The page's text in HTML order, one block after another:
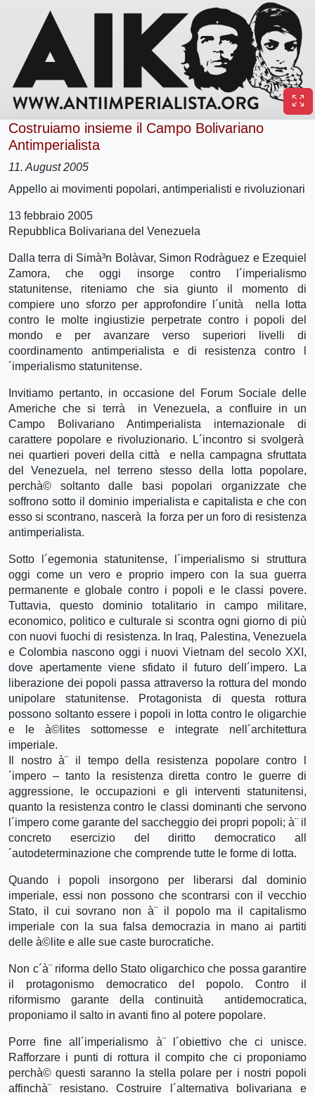
Costruiamo insieme il Campo Bolivariano
Antimperialista
11. August 2005
Appello ai movimenti popolari, antimperialisti e rivoluzionari
13 febbraio 2005
Repubblica Bolivariana del Venezuela
Dalla terra di Simà³n Bolà­var, Simon Rodrà­guez e Ezequiel
Zamora, che oggi insorge contro l´imperialismo
statunitense, riteniamo che sia giunto il momento di
compiere uno sforzo per approfondire l´unità nella lotta
contro le molte ingiustizie perpetrate contro i popoli del
mondo e per avanzare verso superiori livelli di
coordinamento antimperialista e di resistenza contro l
´imperialismo statunitense.
Invitiamo pertanto, in occasione del Forum Sociale delle
Americhe che si terrà in Venezuela, a confluire in un
Campo Bolivariano Antimperialista internazionale di
carattere popolare e rivoluzionario. L´incontro si svolgerà
nei quartieri poveri della città e nella campagna sfruttata
del Venezuela, nel terreno stesso della lotta popolare,
perchà© soltanto dalle basi popolari organizzate che
soffrono sotto il dominio imperialista e capitalista e che con
esso si scontrano, nascerà la forza per un foro di resistenza
antimperialista.
Sotto l´egemonia statunitense, l´imperialismo si struttura
oggi come un vero e proprio impero con la sua guerra
permanente e globale contro i popoli e le classi povere.
Tuttavia, questo dominio totalitario in campo militare,
economico, politico e culturale si scontra ogni giorno di più
con nuovi fuochi di resistenza. In Iraq, Palestina, Venezuela
e Colombia nascono oggi i nuovi Vietnam del secolo XXI,
dove apertamente viene sfidato il futuro dell´impero. La
liberazione dei popoli passa attraverso la rottura del mondo
unipolare statunitense. Protagonista di questa rottura
possono soltanto essere i popoli in lotta contro le oligarchie
e le à©lites sottomesse e integrate nell´architettura
imperiale.
Il nostro à¨ il tempo della resistenza popolare contro l
´impero – tanto la resistenza diretta contro le guerre di
aggressione, le occupazioni e gli interventi statunitensi,
quanto la resistenza contro le classi dominanti che servono
l´impero come garante del saccheggio dei propri popoli; à¨ il
concreto esercizio del diritto democratico all
´autodeterminazione che comprende tutte le forme di lotta.
Quando i popoli insorgono per liberarsi dal dominio
imperiale, essi non possono che scontrarsi con il vecchio
Stato, il cui sovrano non à¨ il popolo ma il capitalismo
imperiale con la sua falsa democrazia in mano ai partiti
delle à©lite e alle sue caste burocratiche.
Non c´à¨ riforma dello Stato oligarchico che possa garantire
il protagonismo democratico del popolo. Contro il
riformismo garante della continuità antidemocratica,
proponiamo il salto in avanti fino al potere popolare.
Porre fine all´imperialismo à¨ l´obiettivo che ci unisce.
Rafforzare i punti di rottura il compito che ci proponiamo
perchà© questi saranno la stella polare per i nostri popoli
affinchà¨ resistano. Costruire l´alternativa bolivariana e